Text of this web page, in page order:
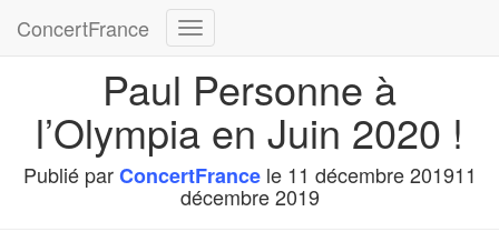
ConcertFrance
Déplier
navigation
Paul Personne à
l’Olympia en Juin 2020 !
Publié parConcertFrancele 11 décembre 201911
décembre 2019